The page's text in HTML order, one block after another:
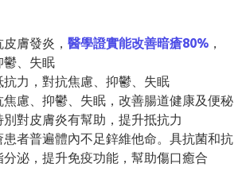
膚發炎， 醫學證實能改善暗瘡80% ，
鬱、失眠
力，對抗焦慮、抑鬱、失眠
慮、抑鬱、失眠，改善腸道健康及便秘
對皮膚炎有幫助，提升抵抗力
者普遍體內不足鋅維他命。具抗菌和抗
泌，提升免疫功能，幫助傷口癒合